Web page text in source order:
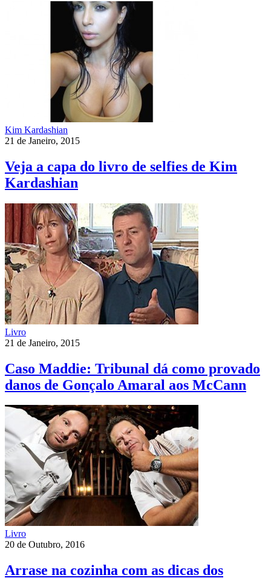
Kim Kardashian
21 de Janeiro, 2015
Veja a capa do livro de selfies de Kim
Kardashian
Livro
21 de Janeiro, 2015
Caso Maddie: Tribunal dá como provado
danos de Gonçalo Amaral aos McCann
Livro
20 de Outubro, 2016
Arrase na cozinha com as dicas dos